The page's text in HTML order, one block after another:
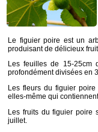
Le figuier poire est un
produisant de délicieux
Les feuilles de 15-25cm
profondément divisées en
Les fleurs du figuier
elles-même qui
Les fruits du figuier poire
juillet.